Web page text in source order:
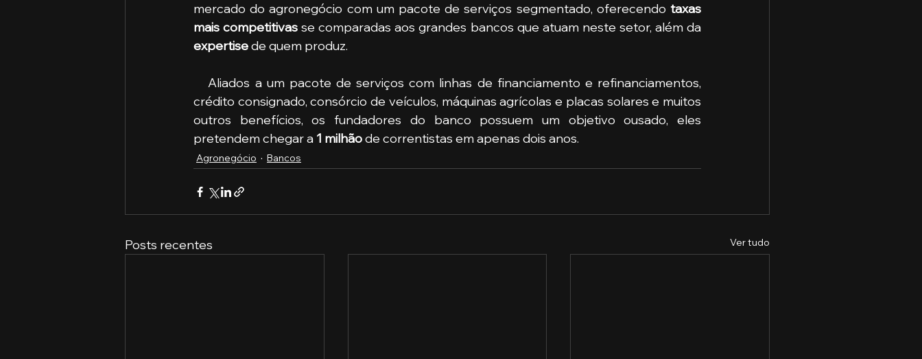
mercado do agronegócio com um pacote de serviços segmentado, oferecendo taxas
mais competitivas
expertise de quem produz.
   Aliados a um pacote de serviços com linhas de financiamento e refinanciamentos,
crédito consignado, consórcio de veículos, máquinas agrícolas e placas solares e muitos
outros benefícios, os fundadores do banco possuem um objetivo ousado, eles
pretendem chegar a 1 milhão de correntistas em apenas dois anos.
Agronegócio Bancos
Posts recentes Ver tudo